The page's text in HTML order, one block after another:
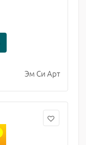
Эм Си Арт